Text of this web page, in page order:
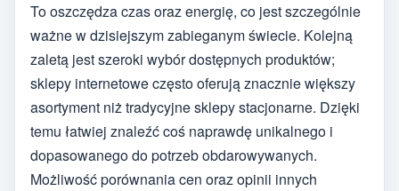
To oszczędza czas oraz energię, co jest szczególnie
ważne w dzisiejszym zabieganym świecie. Kolejną
zaletą jest szeroki wybór dostępnych produktów;
sklepy internetowe często oferują znacznie większy
asortyment niż tradycyjne sklepy stacjonarne. Dzięki
temu łatwiej znaleźć coś naprawdę unikalnego i
dopasowanego do potrzeb obdarowywanych.
Możliwość porównania cen oraz opinii innych